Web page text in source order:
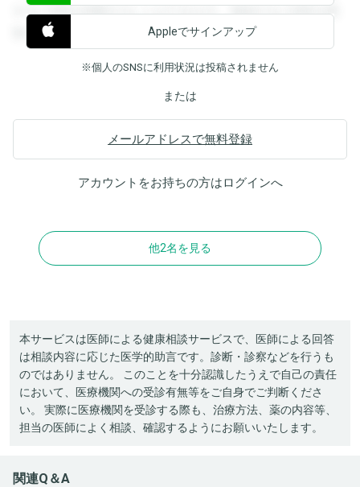
すると回答を閲覧することができます。登録すると回答を閲
覧することができます。
Appleでサインアップ
※個人のSNSに利用状況は投稿されません
または
メールアドレスで無料登録
アカウントをお持ちの方はログインへ
他2名を見る
本サービスは医師による健康相談サービスで、医師による回答
は相談内容に応じた医学的助言です。診断・診察などを行うも
のではありません。 このことを十分認識したうえで自己の責任
において、医療機関への受診有無等をご自身でご判断くださ
い。 実際に医療機関を受診する際も、治療方法、薬の内容等、
担当の医師によく相談、確認するようにお願いいたします。
関連Q＆A